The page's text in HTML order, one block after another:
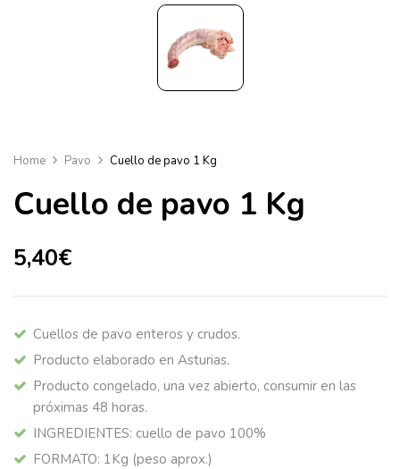
Home Pavo Cuello de pavo 1 Kg
Cuello de pavo 1 Kg
5,40€
Cuellos de pavo enteros y crudos.
Producto elaborado en Asturias.
Producto congelado, una vez abierto, consumir en las
próximas 48 horas.
INGREDIENTES: cuello de pavo 100%
FORMATO: 1Kg (peso aprox.)